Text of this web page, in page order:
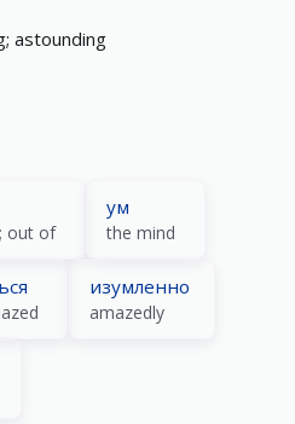
astounding
out of
ум
the mind
изумленно
amazedly